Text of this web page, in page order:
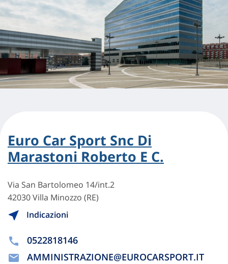
Euro Car Sport Snc Di
Marastoni Roberto E C.
Via San Bartolomeo 14/int.2
42030 Villa Minozzo (RE)
Indicazioni
0522818146
AMMINISTRAZIONE@EUROCARSPORT.IT